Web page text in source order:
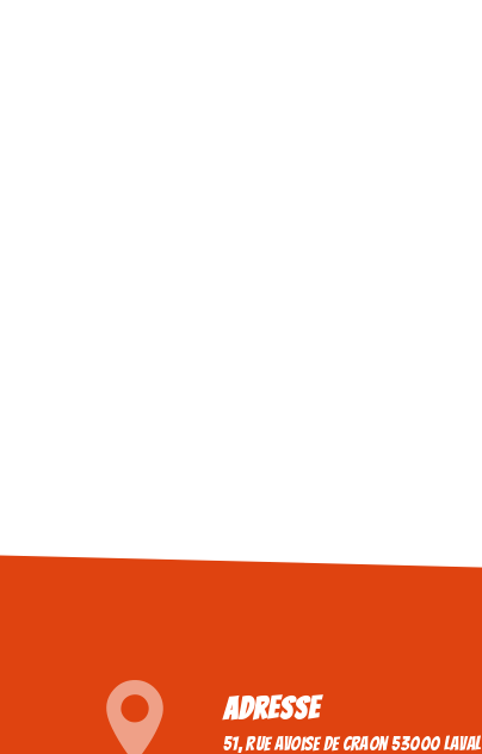
Adresse
51, rue avoise de craon 53000 Laval